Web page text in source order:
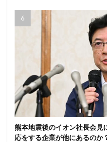
熊本地震後のイオン社長会見
応をする企業が他にあるのか